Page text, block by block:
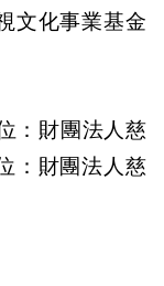
文化事業基金
：財團法人慈
：財團法人慈